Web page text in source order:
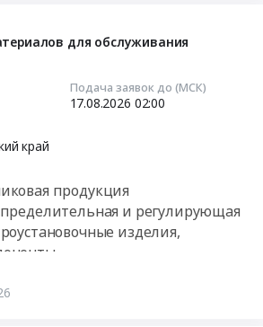
оборудования
и обслуживание
и оборудования
сигнализация,
контроля доступа
для обслуживания
Подача заявок до (МСК)
17.08.2026 02:00
край
продукция
и регулирующая
изделия,